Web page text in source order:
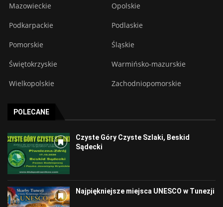
Mazowieckie Opolskie
Podkarpackie Podlaskie
Pomorskie Śląskie
Świętokrzyskie Warmińsko-mazurskie
Wielkopolskie Zachodniopomorskie
POLECANE
Czyste Góry Czyste Szlaki, Beskid
Sądecki
Najpiękniejsze miejsca UNESCO w Tunezji